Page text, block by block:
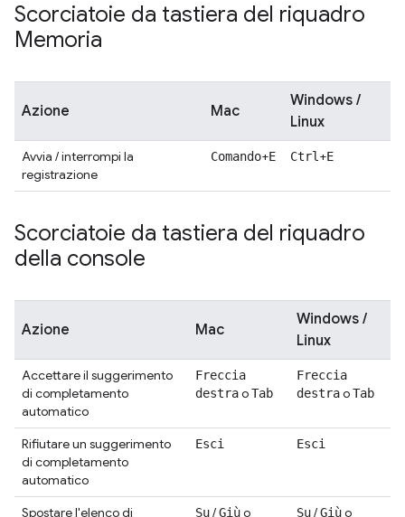
Scorciatoie da tastiera del riquadro
Memoria
Azione Mac
Windows /
Linux
Avvia / interrompi la
registrazione
Comando+E Ctrl +E
Scorciatoie da tastiera del riquadro
della console
Azione Mac
Windows /
Linux
Accettare il suggerimento
di completamento
automatico
Freccia
destraoTab
Freccia
destraoTab
Rifiutare un suggerimento
di completamento
automatico
Esci Esci
Spostare l'elenco di
Su/Giùo Su/Giùo